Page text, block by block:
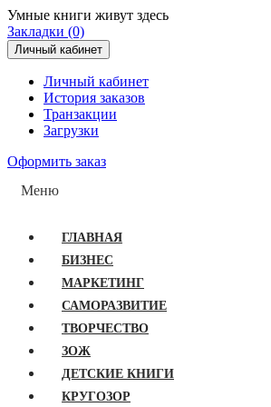
Умные книги живут здесь
Закладки (0)
Личный кабинет
Личный кабинет
История заказов
Транзакции
Загрузки
Оформить заказ
Меню
ГЛАВНАЯ
БИЗНЕС
МАРКЕТИНГ
САМОРАЗВИТИЕ
ТВОРЧЕСТВО
ЗОЖ
ДЕТСКИЕ КНИГИ
КРУГОЗОР